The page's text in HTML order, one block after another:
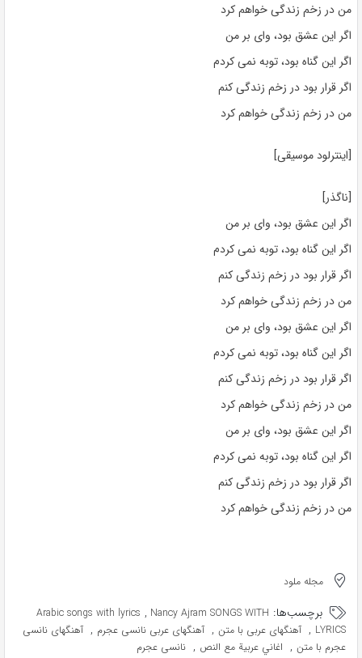
من در زخم زندگی خواهم کرد
اگر این عشق بود، وای بر من
اگر این گناه بود، توبه نمی کردم
اگر قرار بود در زخم زندگی کنم
من در زخم زندگی خواهم کرد
[اینترلود موسیقی]
[ناگذر]
اگر این عشق بود، وای بر من
اگر این گناه بود، توبه نمی کردم
اگر قرار بود در زخم زندگی کنم
من در زخم زندگی خواهم کرد
اگر این عشق بود، وای بر من
اگر این گناه بود، توبه نمی کردم
اگر قرار بود در زخم زندگی کنم
من در زخم زندگی خواهم کرد
اگر این عشق بود، وای بر من
اگر این گناه بود، توبه نمی کردم
اگر قرار بود در زخم زندگی کنم
من در زخم زندگی خواهم کرد
مجله ملود
برچسب‌ها: Arabic songs with lyrics , Nancy Ajram SONGS WITH
LYRICS
, آهنگهای عربی با متن , آهنگهای عربی نانسی عجرم , آهنگهای نانسی
عجرم با متن , اغاني عربية مع النص , نانسی عجرم